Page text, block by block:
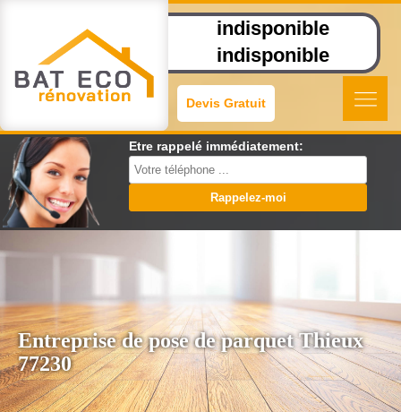
indisponible
indisponible
Devis Gratuit
Etre rappelé immédiatement:
Entreprise de pose de parquet Thieux
77230